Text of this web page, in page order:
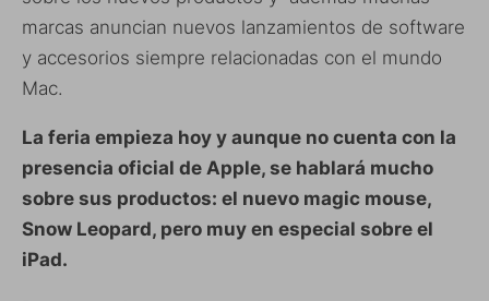
marcas anuncian nuevos lanzamientos de software
y accesorios siempre relacionadas con el mundo
Mac.
La feria empieza hoy y aunque no cuenta con la
presencia oficial de Apple, se hablará mucho
sobre sus productos: el nuevo magic mouse,
Snow Leopard, pero muy en especial sobre el
iPad.